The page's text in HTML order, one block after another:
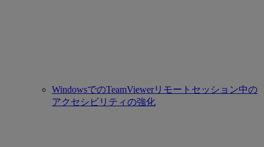
WindowsでのTeamViewerリモートセッション中の
アクセシビリティの強化